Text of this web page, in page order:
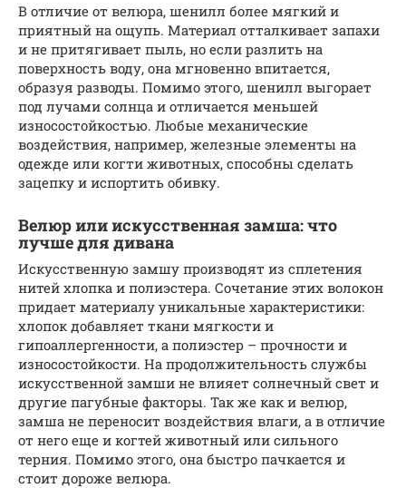
В отличие от велюра, шенилл более мягкий и
приятный на ощупь. Материал отталкивает запахи
и не притягивает пыль, но если разлить на
поверхность воду, она мгновенно впитается,
образуя разводы. Помимо этого, шенилл выгорает
под лучами солнца и отличается меньшей
износостойкостью. Любые механические
воздействия, например, железные элементы на
одежде или когти животных, способны сделать
зацепку и испортить обивку.
Велюр или искусственная замша: что
лучше для дивана
Искусственную замшу производят из сплетения
нитей хлопка и полиэстера. Сочетание этих волокон
придает материалу уникальные характеристики:
хлопок добавляет ткани мягкости и
гипоаллергенности, а полиэстер – прочности и
износостойкости. На продолжительность службы
искусственной замши не влияет солнечный свет и
другие пагубные факторы. Так же как и велюр,
замша не переносит воздействия влаги, а в отличие
от него еще и когтей животный или сильного
терния. Помимо этого, она быстро пачкается и
стоит дороже велюра.